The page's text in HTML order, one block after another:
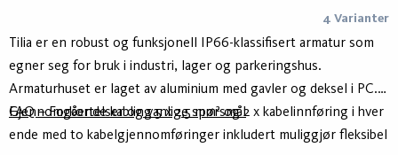
4 Varianter
Tilia er en robust og funksjonell IP66-klassifisert armatur som
egner seg for bruk i industri, lager og parkeringshus.
Armaturhuset er laget av aluminium med gavler og deksel i PC.
Gjennomgående kabling 5 x 2,5 mm² og 2 x kabelinnføring i hver
ende med to kabelgjennomføringer inkludert muliggjør fleksibel
FAQ – Forkortelser og vanlige spørsmål